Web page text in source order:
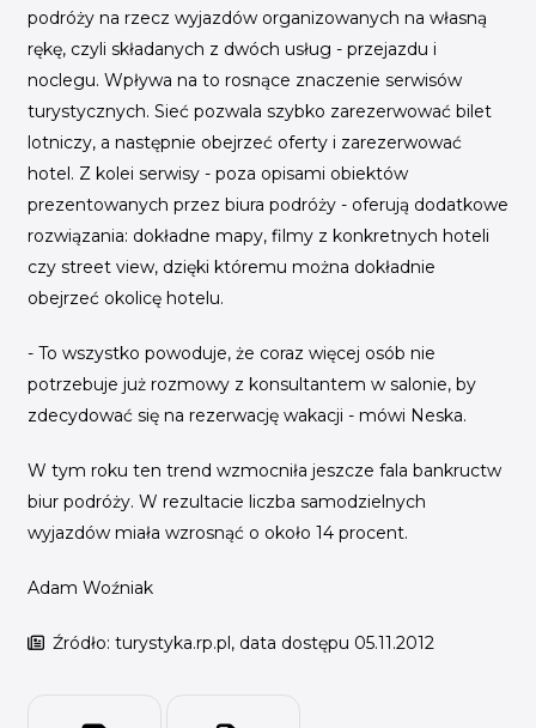
podróży na rzecz wyjazdów organizowanych na własną
rękę, czyli składanych z dwóch usług - przejazdu i
noclegu. Wpływa na to rosnące znaczenie serwisów
turystycznych. Sieć pozwala szybko zarezerwować bilet
lotniczy, a następnie obejrzeć oferty i zarezerwować
hotel. Z kolei serwisy - poza opisami obiektów
prezentowanych przez biura podróży - oferują dodatkowe
rozwiązania: dokładne mapy, filmy z konkretnych hoteli
czy street view, dzięki któremu można dokładnie
obejrzeć okolicę hotelu.
- To wszystko powoduje, że coraz więcej osób nie
potrzebuje już rozmowy z konsultantem w salonie, by
zdecydować się na rezerwację wakacji - mówi Neska.
W tym roku ten trend wzmocniła jeszcze fala bankructw
biur podróży. W rezultacie liczba samodzielnych
wyjazdów miała wzrosnąć o około 14 procent.
Adam Woźniak
Źródło: turystyka.rp.pl, data dostępu 05.11.2012